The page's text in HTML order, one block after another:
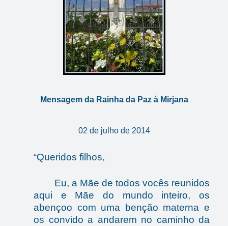
Mensagem da Rainha da Paz à Mirjana
02 de julho de 2014
“Queridos filhos,
Eu, a Mãe de todos vocês reunidos
aqui e Mãe do mundo inteiro, os
abençoo com uma benção materna e
os convido a andarem no caminho da